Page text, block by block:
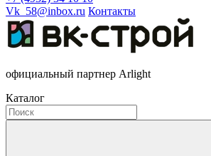
Vk_58@inbox.ru Контакты
официальный партнер Arlight
Каталог